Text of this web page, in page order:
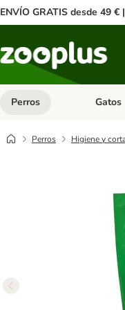
ENVÍO GRATIS desde 49
Perros Menú
Gatos
Perros Higiene y